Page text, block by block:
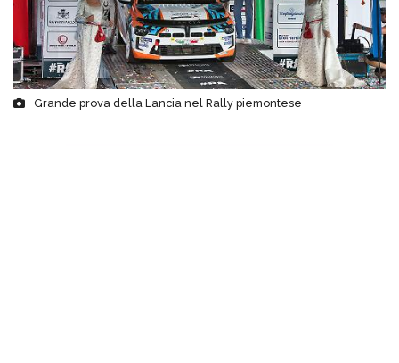
Grande prova della Lancia nel Rally piemontese